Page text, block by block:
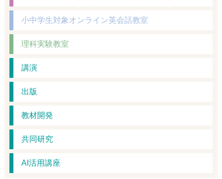
小中学生対象オンライン英会話教室
理科実験教室
講演
出版
教材開発
共同研究
AI活用講座